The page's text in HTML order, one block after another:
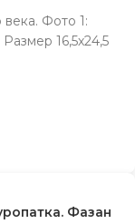
Фото 1:
16,5х24,5
Фазан